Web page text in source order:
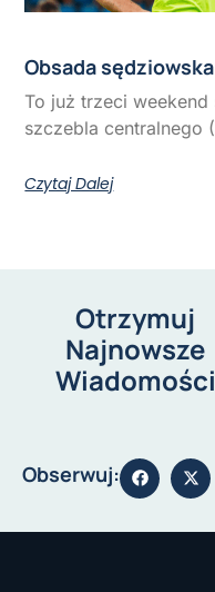
Obsada
To już trzeci
szczebla centralnego
Czytaj Dalej
Otrzymuj
Najnowsze
Wiadomości
Obserwuj: